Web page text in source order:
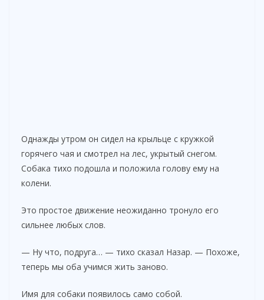
Однажды утром он сидел на крыльце с кружкой
горячего чая и смотрел на лес, укрытый снегом.
Собака тихо подошла и положила голову ему на
колени.
Это простое движение неожиданно тронуло его
сильнее любых слов.
— Ну что, подруга… — тихо сказал Назар. — Похоже,
теперь мы оба учимся жить заново.
Имя для собаки появилось само собой.